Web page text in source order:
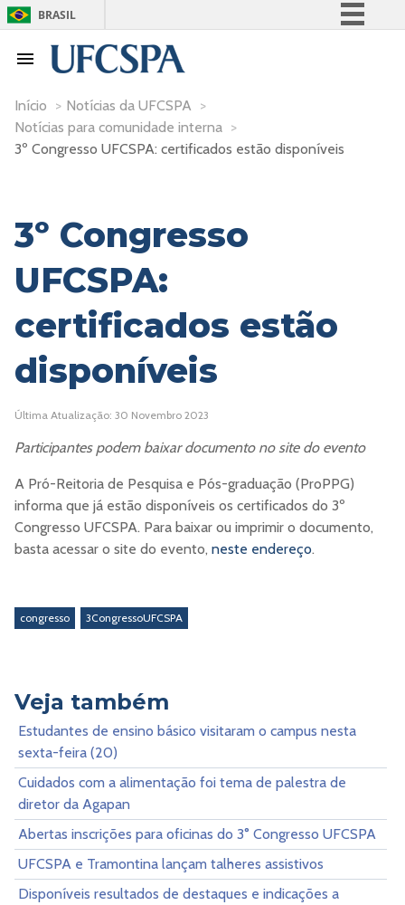
BRASIL
Acesso à informação
Legislação
Início > Notícias da UFCSPA >
Notícias para comunidade interna >
3º Congresso UFCSPA: certificados estão disponíveis
3º Congresso
UFCSPA:
certificados estão
disponíveis
Última Atualização: 30 Novembro 2023
Participantes podem baixar documento no site do evento
A Pró-Reitoria de Pesquisa e Pós-graduação (ProPPG)
informa que já estão disponíveis os certificados do 3º
Congresso UFCSPA. Para baixar ou imprimir o documento,
basta acessar o site do evento, neste endereço.
congresso 3CongressoUFCSPA
Veja também
Estudantes de ensino básico visitaram o campus nesta
sexta-feira (20)
Cuidados com a alimentação foi tema de palestra de
diretor da Agapan
Abertas inscrições para oficinas do 3° Congresso UFCSPA
UFCSPA e Tramontina lançam talheres assistivos
Disponíveis resultados de destaques e indicações a